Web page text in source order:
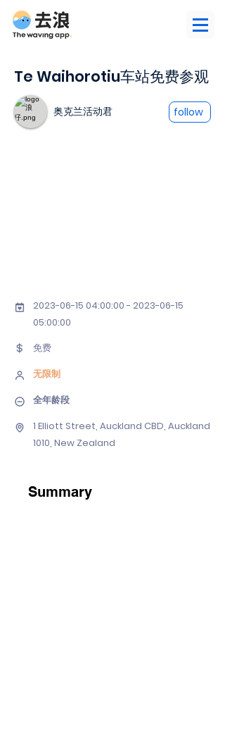
Te Waihorotiu车站免费参观
奥克兰活动君 follow
2023-06-15 04:00:00 - 2023-06-15
05:00:00
免费
无限制
全年龄段
1 Elliott Street, Auckland CBD, Auckland
1010, New Zealand
Summary